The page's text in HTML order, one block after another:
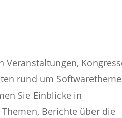
rund um
Sie Einblicke in
Berichte über die